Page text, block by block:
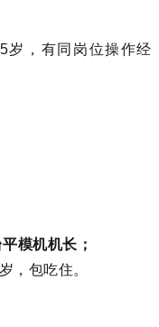
岁，有同岗位操作经
模机机长；
，包吃住。